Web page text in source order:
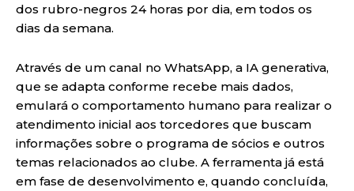
dos rubro-negros 24 horas por dia, em todos os
dias da semana.
Através de um canal no WhatsApp, a IA generativa,
que se adapta conforme recebe mais dados,
emulará o comportamento humano para realizar o
atendimento inicial aos torcedores que buscam
informações sobre o programa de sócios e outros
temas relacionados ao clube. A ferramenta já está
em fase de desenvolvimento e, quando concluída,